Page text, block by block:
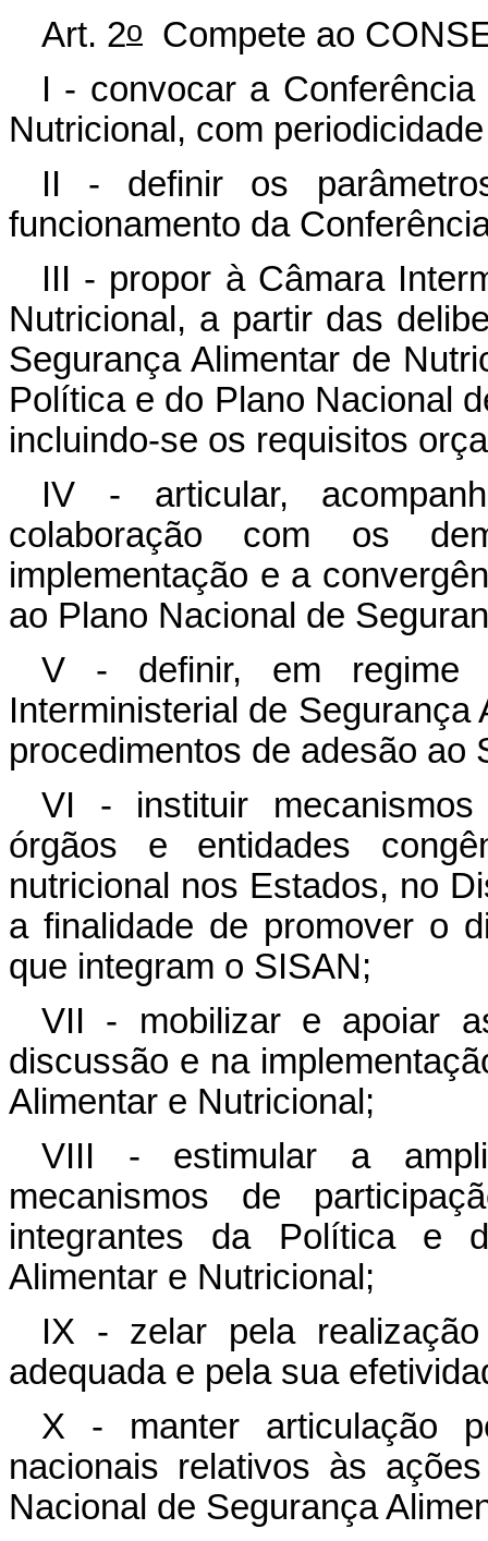
Art. 2o
Compete ao
I - convocar a
Nutricional, com
II - definir os
funcionamento da
III - propor à Câmara
Nutricional, a partir das
Segurança Alimentar de
Política e do Plano Nacional
incluindo-se os requisitos
IV - articular,
colaboração com os
implementação e a
ao Plano Nacional de
V - definir, em regime
Interministerial de
procedimentos de adesão ao
VI - instituir
órgãos e entidades
nutricional nos Estados, no
a finalidade de promover o
que integram o SISAN;
VII - mobilizar e apoiar
discussão e na
Alimentar e Nutricional;
VIII - estimular a
mecanismos de
integrantes da Política e
Alimentar e Nutricional;
IX - zelar pela
adequada e pela sua
X - manter articulação
nacionais relativos às
Nacional de Segurança